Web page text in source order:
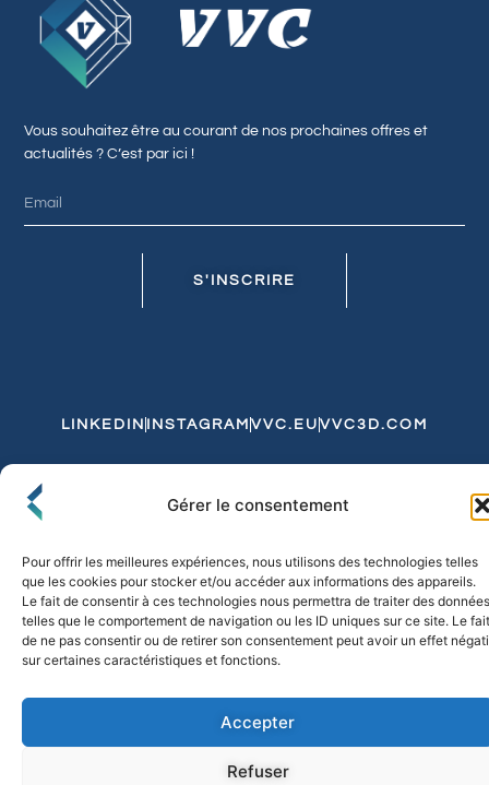
Gérer le consentement
Pour offrir les meilleures expériences, nous utilisons des technologies telles
que les cookies pour stocker et/ou accéder aux informations des appareils.
Le fait de consentir à ces technologies nous permettra de traiter des données
telles que le comportement de navigation ou les ID uniques sur ce site. Le fait
de ne pas consentir ou de retirer son consentement peut avoir un effet
sur certaines caractéristiques et fonctions.
Accepter
Refuser
Vous souhaitez être au courant de nos prochaines offres et
actualités ? C’est par ici !
S'INSCRIRE
LINKEDIN INSTAGRAM VVC.EU VVC3D.COM
Politique de Confidentialité et de CookiesExpédition et Livraison
© 2026 FLO & CO. All Rights Reserved